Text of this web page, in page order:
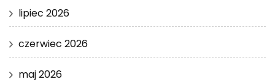
lipiec 2026
czerwiec 2026
maj 2026